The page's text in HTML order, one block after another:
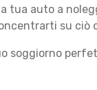
tua auto a
su ciò
soggiorno